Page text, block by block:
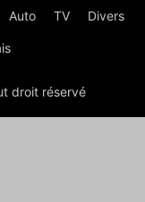
Auto TV Divers
droit réservé